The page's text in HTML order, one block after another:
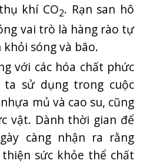
khí CO2. Rạn san hô
vai trò là hàng rào tự
sóng và bão.
với các hóa chất phức
ta sử dụng trong cuộc
mủ và cao su, cũng
vật. Dành thời gian để
càng nhận ra rằng
sức khỏe thể chất